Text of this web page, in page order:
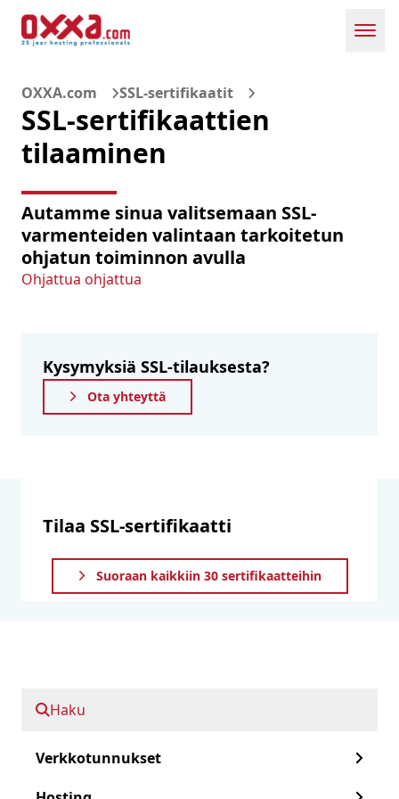
Verkkotunnukset
Haku
OXXA.com SSL-sertifikaatit
SSL-sertifikaattien
tilaaminen
Autamme sinua valitsemaan SSL-
varmenteiden valintaan tarkoitetun
ohjatun toiminnon avulla
Ohjattua ohjattua
Kysymyksiä SSL-tilauksesta?
Ota yhteyttä
Tilaa SSL-sertifikaatti
Suoraan kaikkiin 30 sertifikaatteihin
OV - Organisaation validointi
EV - Laajennettu validointi